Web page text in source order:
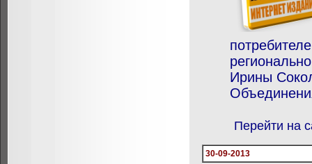
Ирины
Перейти на
30-09-2013